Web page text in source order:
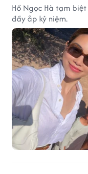
Hồ Ngọc Hà tạm
đầy ắp kỷ niệm.